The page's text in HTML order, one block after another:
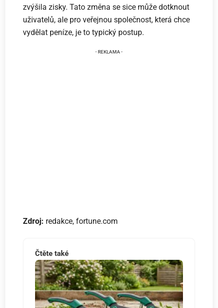
zvýšila zisky. Tato změna se sice může dotknout
uživatelů, ale pro veřejnou společnost, která chce
vydělat peníze, je to typický postup.
Zdroj: redakce, fortune.com
Čtěte také